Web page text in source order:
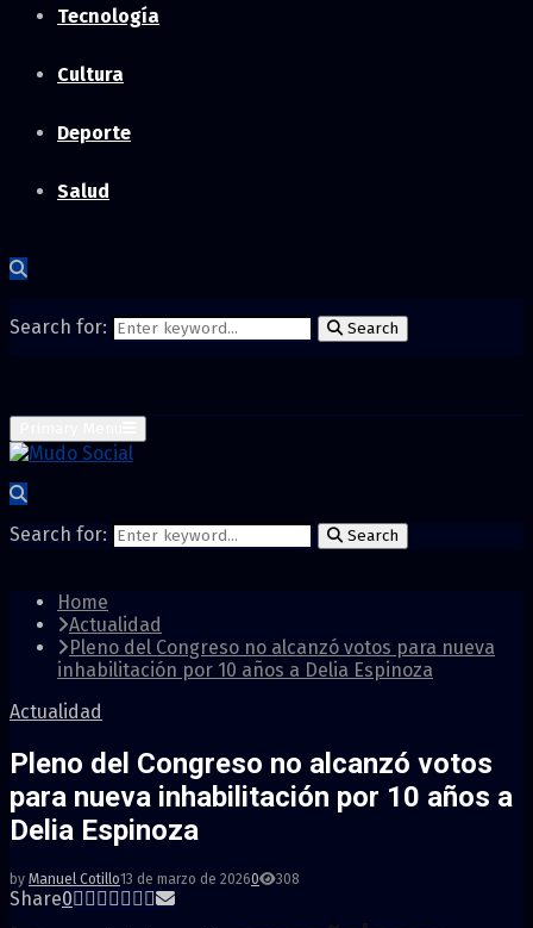
Tecnología
Cultura
Deporte
Salud
Search for: Search
Search for: Search
Home
Actualidad
Pleno del Congreso no alcanzó votos para nueva
inhabilitación por 10 años a Delia Espinoza
Actualidad
Pleno del Congreso no alcanzó votos
para nueva inhabilitación por 10 años a
Delia Espinoza
by Manuel Cotillo13 de marzo de 20260 308
Share0